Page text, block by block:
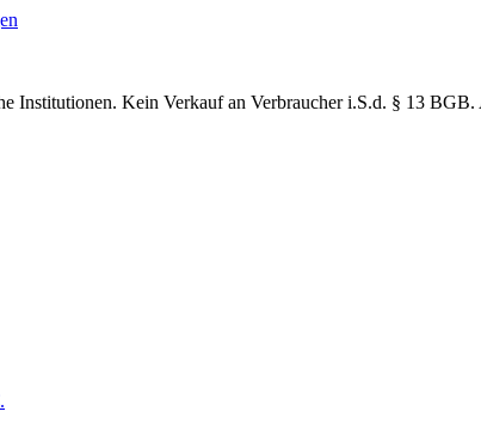
Institutionen. Kein Verkauf an Verbraucheri.S.d. § 13 BGB.